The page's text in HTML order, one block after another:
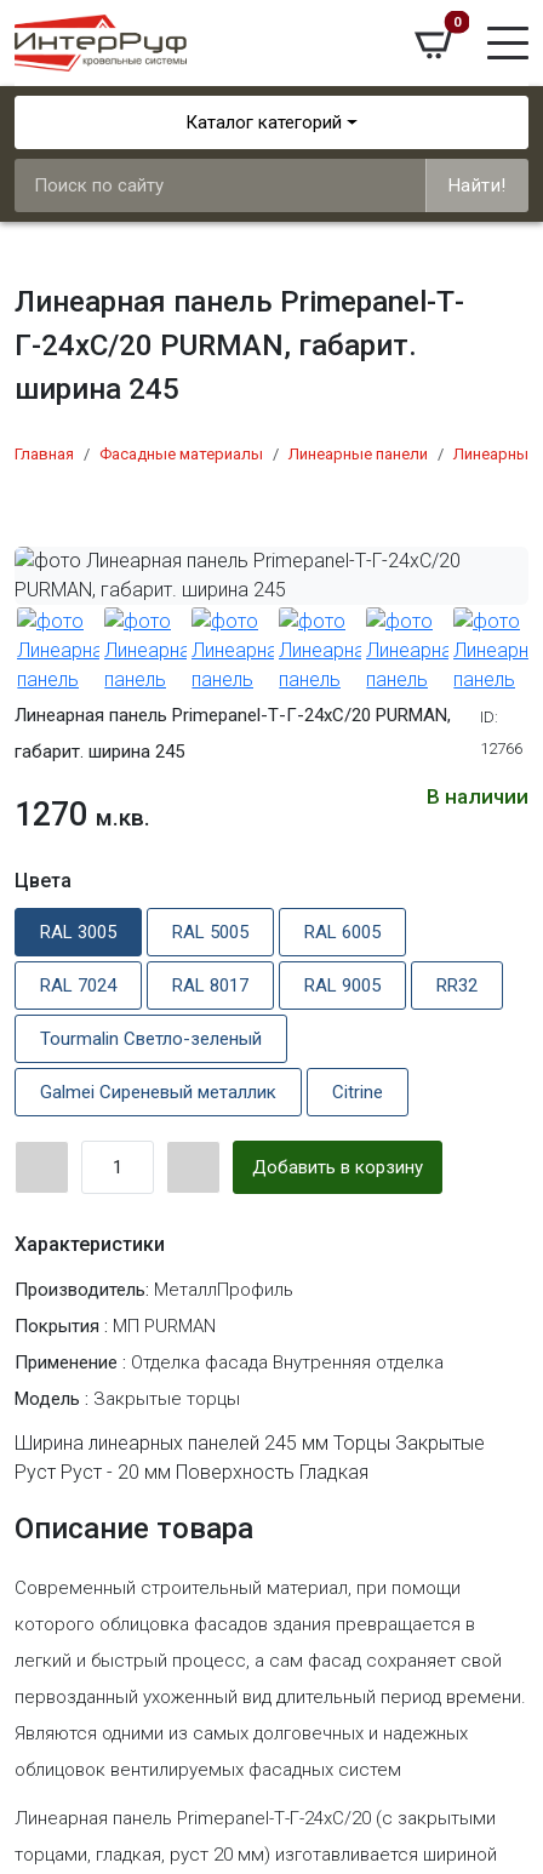
0
Каталог категорий
Найти!
Линеарная панель Primepanel-Т-
Г-24хС/20 PURMAN, габарит.
ширина 245
Главная Фасадные материалы Линеарные панели Линеарные
Линеарная панель Primepanel-Т-Г-24хС/20 PURMAN,
габарит. ширина 245
ID:
12766
В наличии
1270 м.кв.
Цвета
RAL 3005 RAL 5005 RAL 6005
RAL 7024 RAL 8017 RAL 9005 RR32
Tourmalin Светло-зеленый
Galmei Сиреневый металлик Citrine
Добавить в корзину
Характеристики
Производитель: МеталлПрофиль
Покрытия : МП PURMAN
Применение : Отделка фасада Внутренняя отделка
Модель : Закрытые торцы
Ширина линеарных панелей 245 мм Торцы Закрытые
Руст Руст - 20 мм Поверхность Гладкая
Описание товара
Современный строительный материал, при помощи
которого облицовка фасадов здания превращается в
легкий и быстрый процесс, а сам фасад сохраняет свой
первозданный ухоженный вид длительный период времени.
Являются одними из самых долговечных и надежных
облицовок вентилируемых фасадных систем
Линеарная панель Primepanel-Т-Г-24хС/20 (с закрытыми
торцами, гладкая, руст 20 мм) изготавливается шириной